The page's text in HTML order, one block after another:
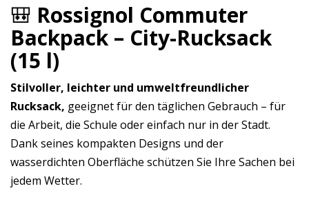
🎒 Rossignol Commuter
Backpack – City-Rucksack
(15 l)
Stilvoller, leichter und umweltfreundlicher
Rucksack, geeignet für den täglichen Gebrauch – für
die Arbeit, die Schule oder einfach nur in der Stadt.
Dank seines kompakten Designs und der
wasserdichten Oberfläche schützen Sie Ihre Sachen bei
jedem Wetter.